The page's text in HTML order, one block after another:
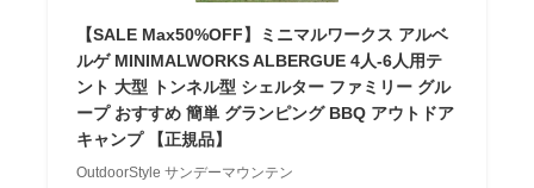
【SALE Max50%OFF】ミニマルワークス アルベ
ルゲ MINIMALWORKS ALBERGUE 4人-6人用テ
ント 大型 トンネル型 シェルター ファミリー グル
ープ おすすめ 簡単 グランピング BBQ アウトドア
キャンプ 【正規品】
OutdoorStyle サンデーマウンテン